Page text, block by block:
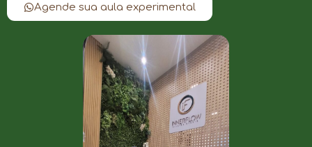
Agende sua aula experimental